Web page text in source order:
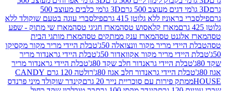
3D גו'מי כלבים מעוצב 500
ללא גלוטן 415 גרם
פילסברי עוגה בטעם שוקולד ללא
מארז קלאסוש טסהמארז חגיגי טסהמארז שי מתוק - שפע
טסה מארז ענק ממתקים טסהמארז מותגי הבית
מריר מקור וונצואלה 50ג'
טבלת היידי מריר מקור מקסיקו
מריר מקור אקוואדור 50ג'
טבלת היידי גראנדור מריר
היידי גראנדור חלב שקד 80ג'
טבלת היידי גראנדור מריר
היידי גראנדור חלב אגוז 80ג'
רולטה 120 גרם CANDY
פירות עם סוכריית נייר 20 גרם
קינדר שוקולד מיני פרנדס